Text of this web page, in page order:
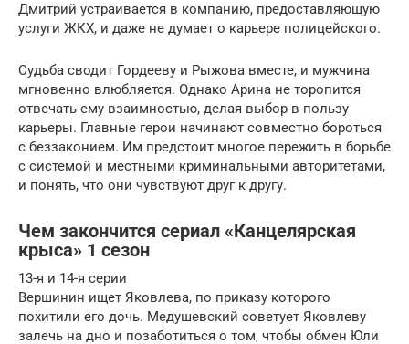
Дмитрий устраивается в компанию, предоставляющую
услуги ЖКХ, и даже не думает о карьере полицейского.
Судьба сводит Гордееву и Рыжова вместе, и мужчина
мгновенно влюбляется. Однако Арина не торопится
отвечать ему взаимностью, делая выбор в пользу
карьеры. Главные герои начинают совместно бороться
с беззаконием. Им предстоит многое пережить в борьбе
с системой и местными криминальными авторитетами,
и понять, что они чувствуют друг к другу.
Чем закончится сериал «Канцелярская
крыса» 1 сезон
13-я и 14-я серии
Вершинин ищет Яковлева, по приказу которого
похитили его дочь. Медушевский советует Яковлеву
залечь на дно и позаботиться о том, чтобы обмен Юли